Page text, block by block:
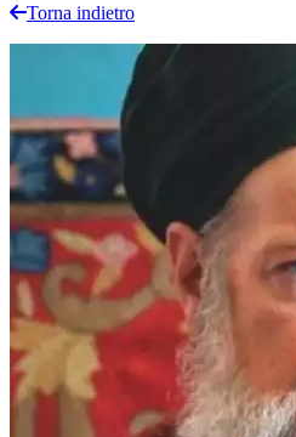
Torna indietro